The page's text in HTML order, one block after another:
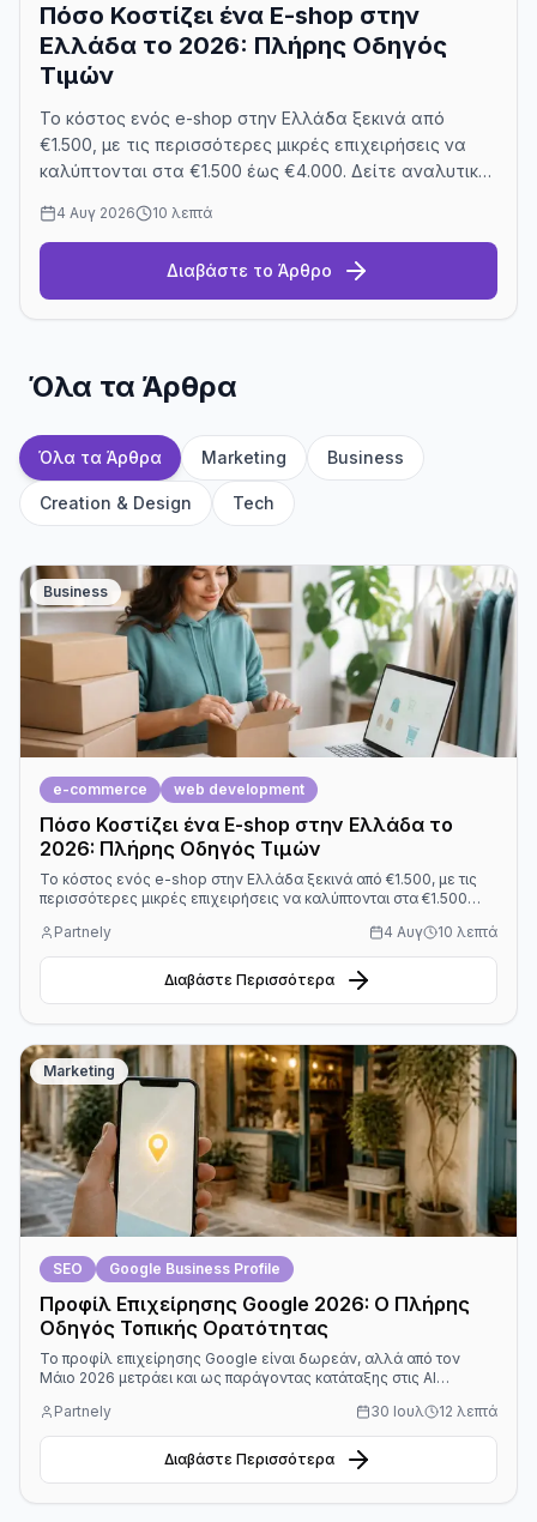
Πόσο Κοστίζει ένα E-shop στην
Ελλάδα το 2026: Πλήρης Οδηγός
Τιμών
Το κόστος ενός e-shop στην Ελλάδα ξεκινά από
€1.500, με τις περισσότερες μικρές επιχειρήσεις να
καλύπτονται στα €1.500 έως €4.000. Δείτε αναλυτικές
WooCommerce ή Shopify, και τα βήματα μέχρι την
πρώτη παραγγελία.
4 Αυγ 2026 10 λεπτά
Διαβάστε το Άρθρο
Όλα τα Άρθρα
Όλα τα Άρθρα Marketing Business
Creation & Design Tech
Business
e-commerce web development
Πόσο Κοστίζει ένα E-shop στην Ελλάδα το
2026: Πλήρης Οδηγός Τιμών
Το κόστος ενός e-shop στην Ελλάδα ξεκινά από €1.500, με τις
περισσότερες μικρές επιχειρήσεις να καλύπτονται στα €1.500
μηνιαία έξοδα, WooCommerce ή Shopify, και τα βήματα μέχρι
την πρώτη παραγγελία.
Partnely 4 Αυγ 10 λεπτά
Διαβάστε Περισσότερα
Marketing
SEO Google Business Profile
Προφίλ Επιχείρησης Google 2026: Ο Πλήρης
Οδηγός Τοπικής Ορατότητας
Το προφίλ επιχείρησης Google είναι δωρεάν, αλλά από τον
Μάιο 2026 μετράει και ως παράγοντας κατάταξης στις AI
τη διαφορά και ποια λάθη σας κόβουν την ορατότητα στους
Χάρτες.
Partnely 30 Ιουλ 12 λεπτά
Διαβάστε Περισσότερα